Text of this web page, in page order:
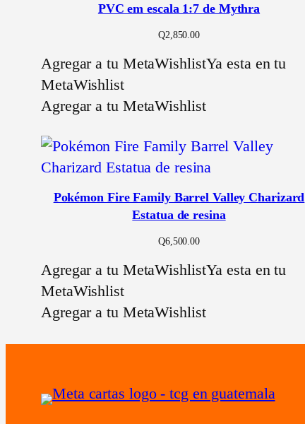
PVC em escala 1:7 de Mythra
Q2,850.00
Agregar a tu MetaWishlistYa esta en tu
MetaWishlist
Agregar a tu MetaWishlist
Pokémon Fire Family Barrel Valley Charizard
Estatua de resina
Q6,500.00
Agregar a tu MetaWishlistYa esta en tu
MetaWishlist
Agregar a tu MetaWishlist